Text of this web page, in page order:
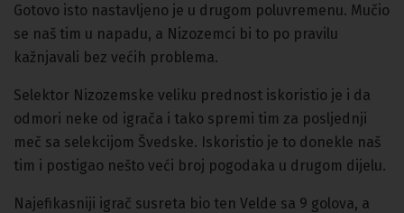
Gotovo isto nastavljeno je u drugom poluvremenu. Mučio
se naš tim u napadu, a Nizozemci bi to po pravilu
kažnjavali bez većih problema.
Selektor Nizozemske veliku prednost iskoristio je i da
odmori neke od igrača i tako spremi tim za posljednji
meč sa selekcijom Švedske. Iskoristio je to donekle naš
tim i postigao nešto veći broj pogodaka u drugom dijelu.
Najefikasniji igrač susreta bio ten Velde sa 9 golova, a